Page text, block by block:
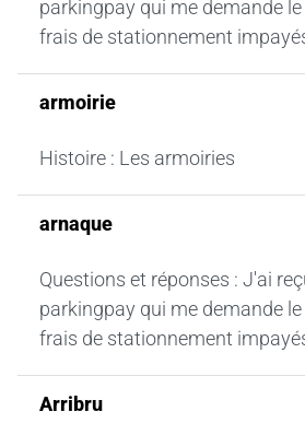
parkingpay qui me demande
frais de stationnement
armoirie
Histoire : Les armoiries
arnaque
Questions et réponses : J'ai
parkingpay qui me demande
frais de stationnement
Arribru